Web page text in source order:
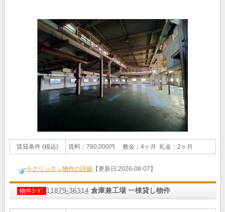
賃貸条件 (税込) 賃料：780,000円 敷金：4ヶ月 礼金：2ヶ月
※クリック→物件の詳細 【更新日:2026-08-07】
物件ｺｰﾄﾞ 11879-36314 倉庫兼工場 一棟貸し物件